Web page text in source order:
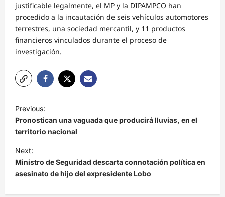
justificable legalmente, el MP y la DIPAMPCO han
procedido a la incautación de seis vehículos automotores
terrestres, una sociedad mercantil, y 11 productos
financieros vinculados durante el proceso de
investigación.
N
a
v
e
g
a
Previous:
Pronostican una vaguada que producirá lluvias, en el
territorio nacional
Next:
Ministro de Seguridad descarta connotación política en
asesinato de hijo del expresidente Lobo